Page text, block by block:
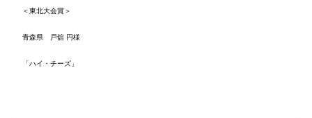
＜東北大会賞＞
青森県 戸舘 円様
「ハイ・チーズ」